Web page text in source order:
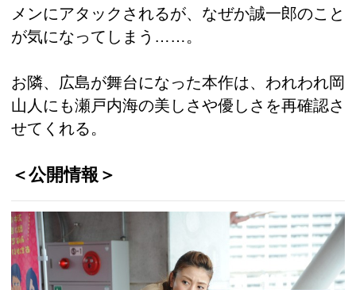
メンにアタックされるが、なぜか誠一郎のこと
が気になってしまう……。
お隣、広島が舞台になった本作は、われわれ岡
山人にも瀬戸内海の美しさや優しさを再確認さ
せてくれる。
＜公開情報＞